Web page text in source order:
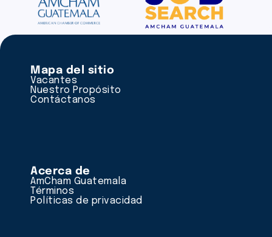
Mapa del sitio
Vacantes
Nuestro Propósito
Contáctanos
Acerca de
AmCham Guatemala
Términos
Políticas de privacidad